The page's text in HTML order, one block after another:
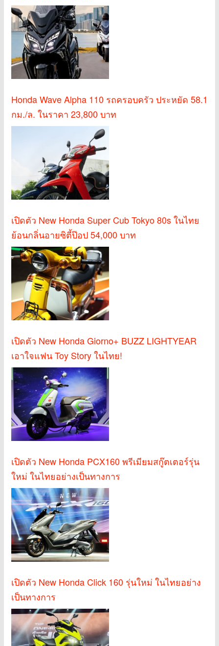
Honda Wave Alpha 110 รถครอบครัว ประหยัด 58.1
กม./ล. ในราคา 23,800 บาท
เปิดตัว New Honda Super Cub Tokyo 80s ในไทย
ย้อนกลิ่นอายซิตี้ป๊อป 54,000 บาท
เปิดตัว New Honda Giorno+ BUZZ LIGHTYEAR
เอาใจแฟน Toy Story ในไทย!
เปิดตัว New Honda PCX160 พรีเมียมสกู๊ตเตอร์รุ่น
ใหม่ ในไทยอย่างเป็นทางการ
เปิดตัว New Honda Click 160 รุ่นใหม่ ในไทยอย่าง
เป็นทางการ